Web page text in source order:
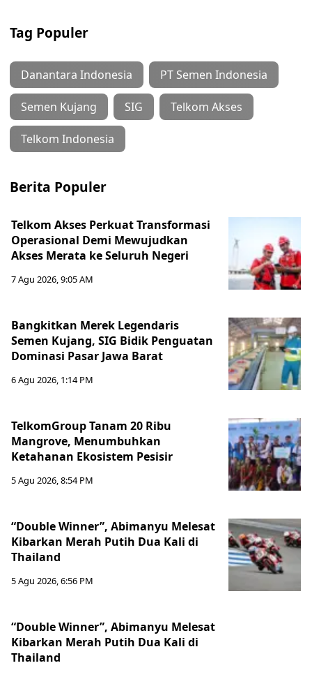
Tag Populer
Danantara Indonesia PT Semen Indonesia
Semen Kujang SIG Telkom Akses
Telkom Indonesia
Berita Populer
Telkom Akses Perkuat Transformasi
Operasional Demi Mewujudkan
Akses Merata ke Seluruh Negeri
7 Agu 2026, 9:05 AM
Bangkitkan Merek Legendaris
Semen Kujang, SIG Bidik Penguatan
Dominasi Pasar Jawa Barat
6 Agu 2026, 1:14 PM
TelkomGroup Tanam 20 Ribu
Mangrove, Menumbuhkan
Ketahanan Ekosistem Pesisir
5 Agu 2026, 8:54 PM
“Double Winner”, Abimanyu Melesat
Kibarkan Merah Putih Dua Kali di
Thailand
5 Agu 2026, 6:56 PM
“Double Winner”, Abimanyu Melesat
Kibarkan Merah Putih Dua Kali di
Thailand